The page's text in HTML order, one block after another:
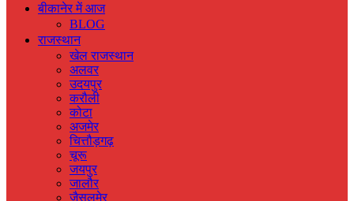
बीकानेर में आज
BLOG
राजस्‍थान
खेल राजस्‍थान
अलवर
उदयपुर
करौली
कोटा
अजमेर
चित्तौड़गढ़
चूरू
जयपुर
जालौर
जैसलमेर